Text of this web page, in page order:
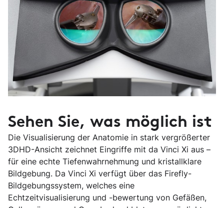
Sehen Sie, was möglich ist
Die Visualisierung der Anatomie in stark vergrößerter
3DHD-Ansicht zeichnet Eingriffe mit da Vinci Xi aus –
für eine echte Tiefenwahrnehmung und kristallklare
Bildgebung. Da Vinci Xi verfügt über das Firefly-
Bildgebungssystem, welches eine
Echtzeitvisualisierung und -bewertung von Gefäßen,